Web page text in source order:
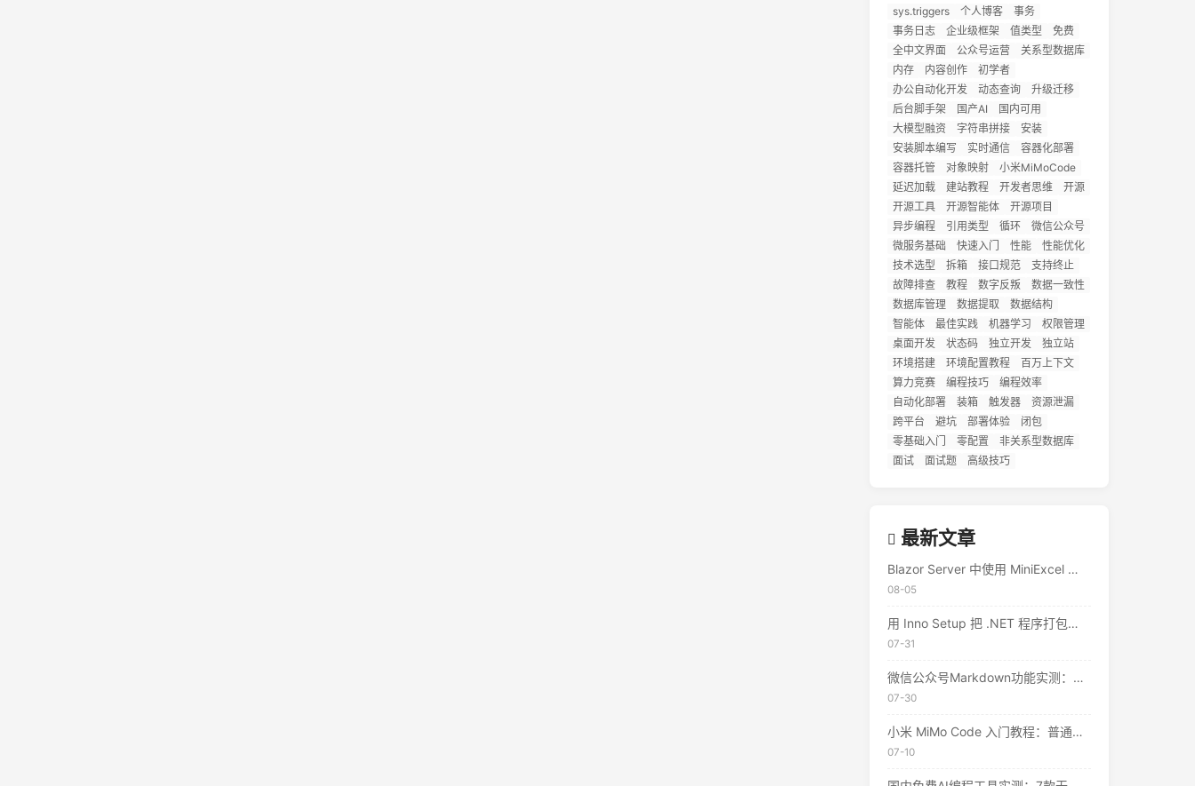
sys.triggers
个人博客
事务
事务日志
企业级框架 值类型
免费
全中文界面
公众号运营
关系型数据库
内存
内容创作
初学者
办公自动化开发
动态查询
升级迁移
后台脚手架
国产AI
国内可用
大模型融资
字符串拼接
安装
安装脚本编写
实时通信
容器化部署
容器托管
对象映射
小米MiMoCode
延迟加载
建站教程 开发者思维
开源
开源工具
开源智能体
开源项目
异步编程
引用类型 循环
微信公众号
微服务基础
快速入门 性能
性能优化
技术选型
拆箱 接口规范
支持终止
故障排查
教程 数字反叛
数据一致性
数据库管理
数据提取
数据结构
智能体
最佳实践 机器学习
权限管理
桌面开发
状态码 独立开发
独立站
环境搭建
环境配置教程
百万上下文
算力竞赛
编程技巧
编程效率
自动化部署
装箱 触发器
资源泄漏
跨平台
避坑 部署体验
闭包
零基础入门
零配置
非关系型数据库
面试
面试题 高级技巧
最新文章
Blazor Server 中使用 MiniExcel 实现 Excel 导出与导入 — 实战教程
08-05
用 Inno Setup 把 .NET 程序打包成安装包：从零到发布的完整指南
07-31
微信公众号Markdown功能实测：两种方式一键排版，但仍有这些限制
07-30
小米 MiMo Code 入门教程：普通人的 AI 编程助手，真的不用花钱
07-10